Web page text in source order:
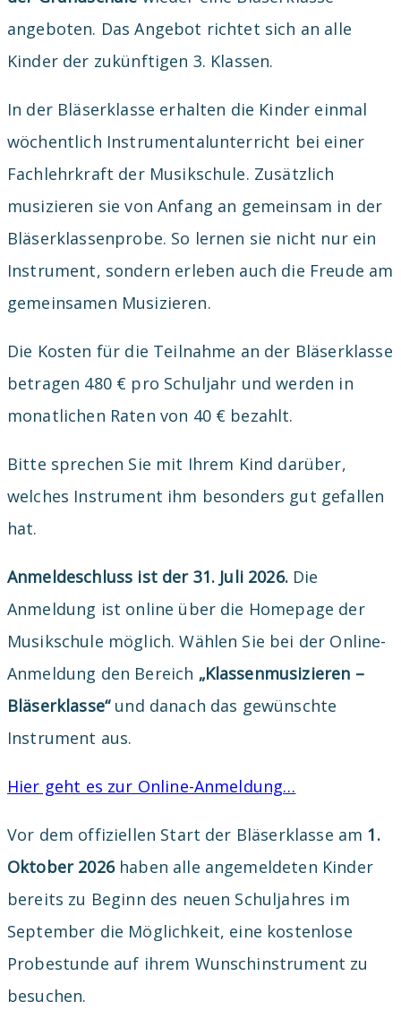
angeboten. Das Angebot richtet sich an alle
Kinder der zukünftigen 3. Klassen.
In der Bläserklasse erhalten die Kinder einmal
wöchentlich Instrumentalunterricht bei einer
Fachlehrkraft der Musikschule. Zusätzlich
musizieren sie von Anfang an gemeinsam in der
Bläserklassenprobe. So lernen sie nicht nur ein
Instrument, sondern erleben auch die Freude am
gemeinsamen Musizieren.
Die Kosten für die Teilnahme an der Bläserklasse
betragen 480 € pro Schuljahr und werden in
monatlichen Raten von 40 € bezahlt.
Bitte sprechen Sie mit Ihrem Kind darüber,
welches Instrument ihm besonders gut gefallen
hat.
Anmeldeschluss ist der 31. Juli 2026.Die
Anmeldung ist online über die Homepage der
Musikschule möglich. Wählen Sie bei der Online-
Anmeldung den Bereich „Klassenmusizieren –
Bläserklasse“und danach das gewünschte
Instrument aus.
Hier geht es zur Online-Anmeldung…
Vor dem offiziellen Start der Bläserklasse am 1.
Oktober 2026haben alle angemeldeten Kinder
bereits zu Beginn des neuen Schuljahres im
September die Möglichkeit, eine kostenlose
Probestunde auf ihrem Wunschinstrument zu
besuchen.